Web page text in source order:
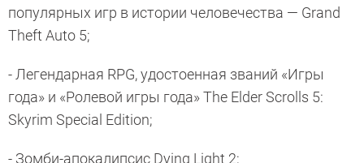
популярных игр в истории человечества — Grand
Theft Auto 5;
- Легендарная RPG, удостоенная званий «Игры
года» и «Ролевой игры года» The Elder Scrolls 5:
Skyrim Special Edition;
- Зомби-апокалипсис Dying Light 2;